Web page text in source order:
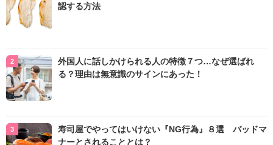
認する方法
外国人に話しかけられる人の特徴７つ…なぜ選ばれ
る？理由は無意識のサインにあった！
寿司屋でやってはいけない『NG行為』８選 バッドマ
ナーとされることとは？